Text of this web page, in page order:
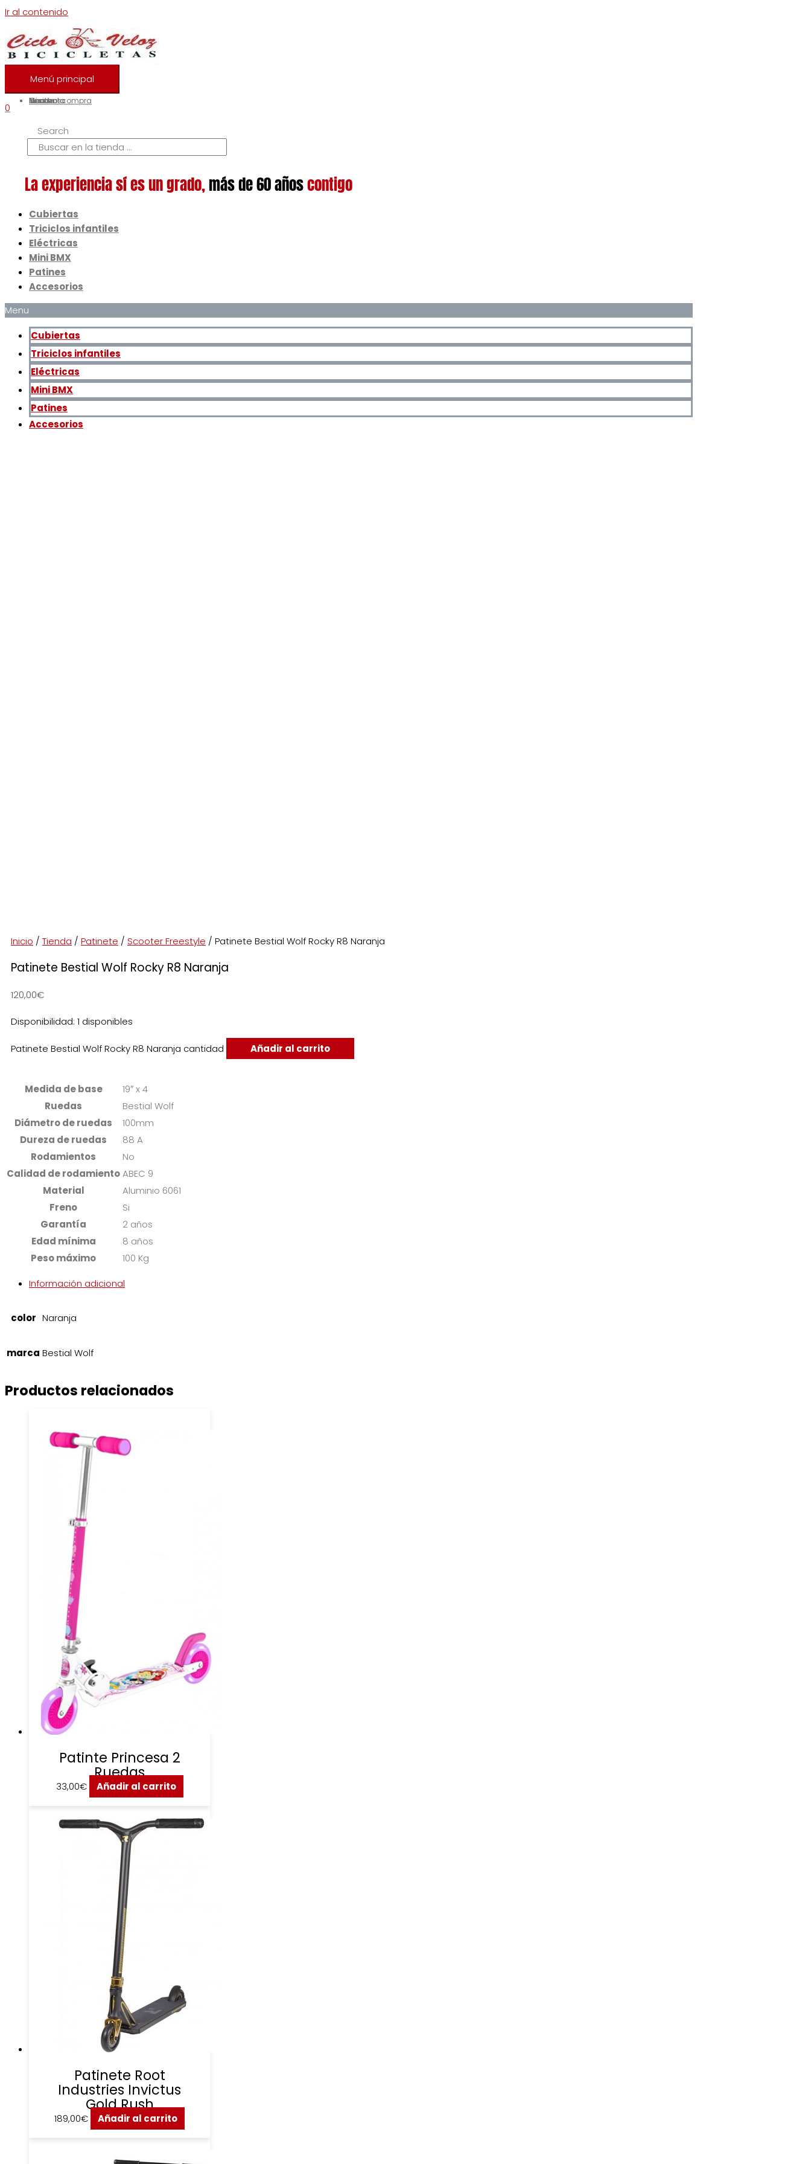
Ir al contenido
Menú principal
Inicio
Nosotros
Contacto
Tienda
Mi cuenta
Finalizar compra
0
Search
La experiencia sí es un grado,más de 60 añoscontigo
Cubiertas
Triciclos infantiles
Eléctricas
Mini BMX
Patines
Accesorios
Menu
Cubiertas
Triciclos infantiles
Eléctricas
Mini BMX
Patines
Accesorios
Inicio / Tienda / Patinete / Scooter Freestyle / Patinete Bestial Wolf Rocky R8 Naranja
Patinete Bestial Wolf Rocky R8 Naranja
120,00€
Disponibilidad: 1 disponibles
Patinete Bestial Wolf Rocky R8 Naranja cantidad Añadir al carrito
Medida de base
19″ x 4
Ruedas
Bestial Wolf
Diámetro de ruedas
100mm
Dureza de ruedas
88 A
Rodamientos
No
Calidad de rodamientoABEC 9
Material
Aluminio 6061
Freno
Si
Garantía
2 años
Edad mínima
8 años
Peso máximo
100 Kg
Información adicional
color Naranja
marca Bestial Wolf
Productos relacionados
Patinte Princesa 2
Ruedas
33,00€ Añadir al carrito
Patinete Root
Industries Invictus
Gold Rush
189,00€ Añadir al carrito